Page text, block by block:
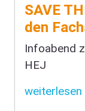
SAVE
den
Infoabend
HEJ
weiterlesen